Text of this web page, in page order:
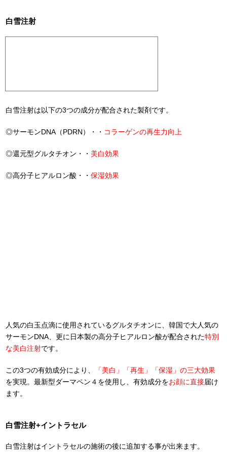
白雪注射
白雪注射は以下の3つの成分が配合された製剤です。
◎サーモンDNA（PDRN）・・ コラーゲンの再生力向上
◎還元型グルタチオン・・ 美白効果
◎高分子ヒアルロン酸・・保湿効果
人気の白玉点滴に使用されているグルタチオンに、韓国で大人気の
サーモンDNA、更に日本製の高分子ヒアルロン酸が配合された特別
な美白注射です。
この3つの有効成分により、
「美白」「再生」「保湿」の三大効果
を実現。最新型ダーマペン４を使用し、有効成分をお顔に直接届け
ます。
白雪注射+イントラセル
白雪注射はイントラセルの施術の後に追加する事が出来ます。